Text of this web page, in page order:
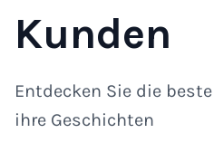
Kunden
Entdecken Sie die
ihre Geschichten